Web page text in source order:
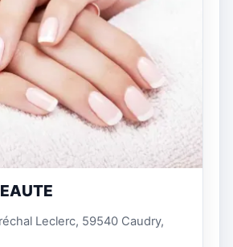
Leclerc, 59540 Caudry,